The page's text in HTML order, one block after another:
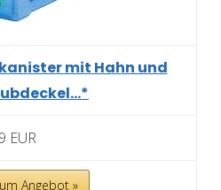
mit Hahn und
EUR
Angebot »